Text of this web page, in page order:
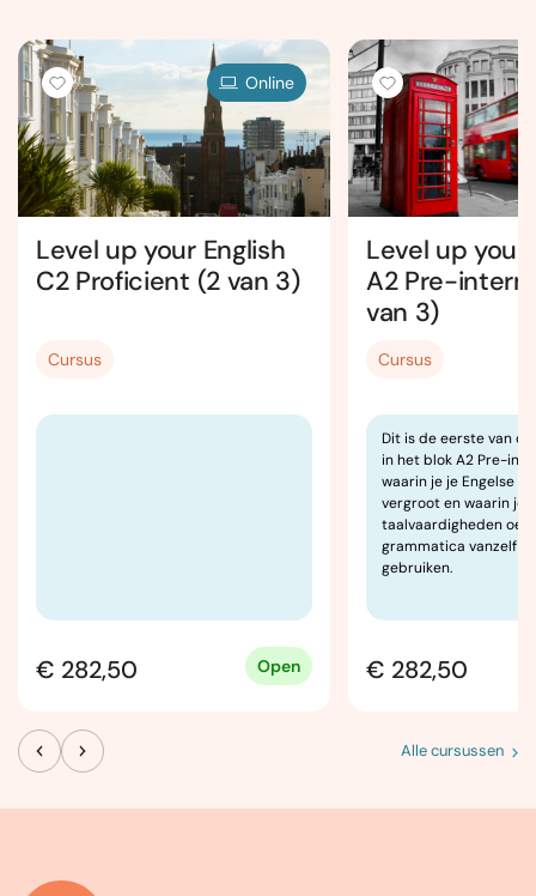
Online
Level up your English
C2 Proficient (2 van 3)
Cursus
€ 282,50 Open
Level up your
A2 Pre-
van 3)
Cursus
Dit is de eerste van
in het blok A2 Pre-
waarin je je Engelse
vergroot en waarin je
taalvaardigheden
grammatica vanzelf
gebruiken.
€ 282,50
Alle cursussen